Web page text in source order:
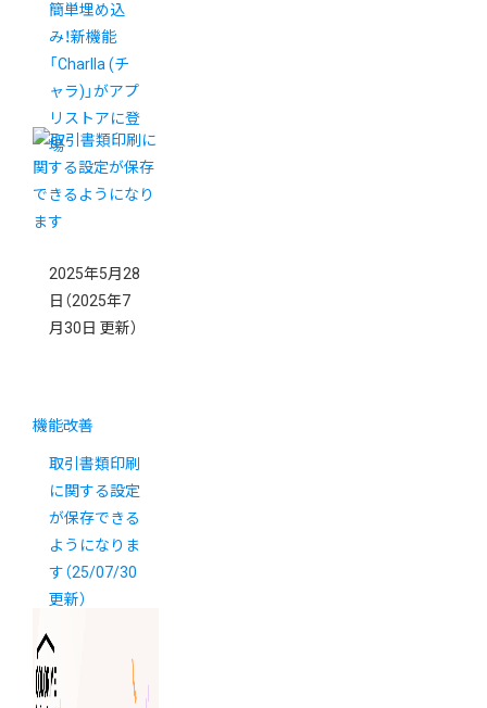
簡単埋め込
み！新機能
「Charlla (チ
ャラ)」がアプ
リストアに登
場
2025年5月28
日 （2025年7
月30日 更新）
機能改善
取引書類印刷
に関する設定
が保存できる
ようになりま
す（25/07/30
更新）